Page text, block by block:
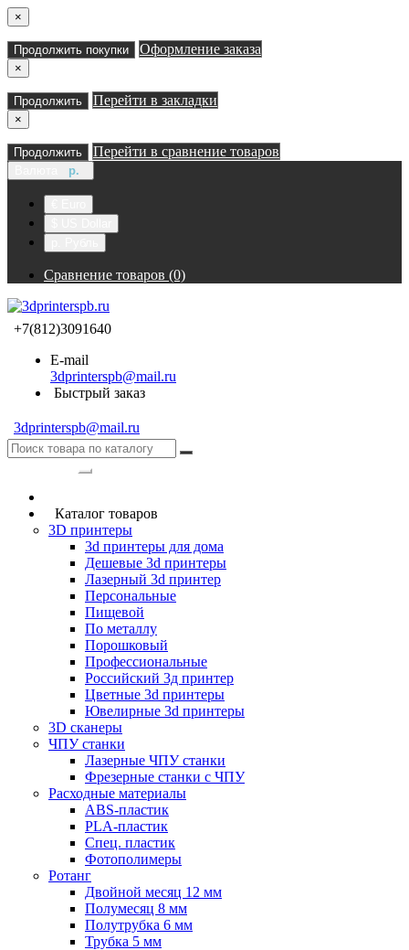
×
Продолжить покупки Оформление заказа
×
Продолжить Перейти в закладки
×
Продолжить Перейти в сравнение товаров
р.
Сравнение товаров (0)
+7(812)3091640
E-mail
3dprinterspb@mail.ru
Быстрый заказ
3dprinterspb@mail.ru
Каталог товаров
3D принтеры
3d принтеры для дома
Дешевые 3d принтеры
Лазерный 3d принтер
Персональные
Пищевой
По металлу
Порошковый
Профессиональные
Российский 3д принтер
Цветные 3d принтеры
Ювелирные 3d принтеры
3D сканеры
ЧПУ станки
Лазерные ЧПУ станки
Фрезерные станки с ЧПУ
Расходные материалы
ABS-пластик
PLA-пластик
Спец. пластик
Фотополимеры
Ротанг
Двойной месяц 12 мм
Полумесяц 8 мм
Полутрубка 6 мм
Трубка 5 мм